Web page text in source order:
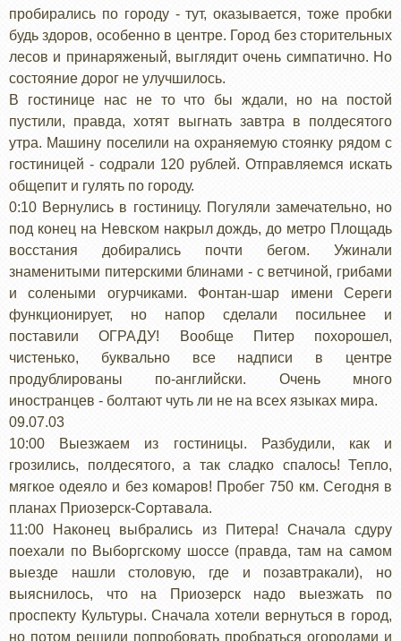
пробирались по городу - тут, оказывается, тоже пробки
будь здоров, особенно в центре. Город без сторительных
лесов и принаряженый, выглядит очень симпатично. Но
состояние дорог не улучшилось.
В гостинице нас не то что бы ждали, но на постой
пустили, правда, хотят выгнать завтра в полдесятого
утра. Машину поселили на охраняемую стоянку рядом с
гостиницей - содрали 120 рублей. Отправляемся искать
общепит и гулять по городу.
0:10 Вернулись в гостиницу. Погуляли замечательно, но
под конец на Невском накрыл дождь, до метро Площадь
восстания добирались почти бегом. Ужинали
знаменитыми питерскими блинами - с ветчиной, грибами
и солеными огурчиками. Фонтан-шар имени Сереги
функционирует, но напор сделали посильнее и
поставили ОГРАДУ! Вообще Питер похорошел,
чистенько, буквально все надписи в центре
продублированы по-английски. Очень много
иностранцев - болтают чуть ли не на всех языках мира.
09.07.03
10:00 Выезжаем из гостиницы. Разбудили, как и
грозились, полдесятого, а так сладко спалось! Тепло,
мягкое одеяло и без комаров! Пробег 750 км. Сегодня в
планах Приозерск-Сортавала.
11:00 Наконец выбрались из Питера! Сначала сдуру
поехали по Выборгскому шоссе (правда, там на самом
выезде нашли столовую, где и позавтракали), но
выяснилось, что на Приозерск надо выезжать по
проспекту Культуры. Сначала хотели вернуться в город,
но потом решили попробовать пробраться огородами и